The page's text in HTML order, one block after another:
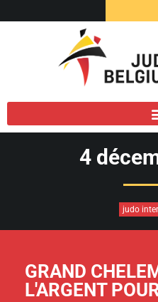
4
judo
GRAND
L'ARGENT